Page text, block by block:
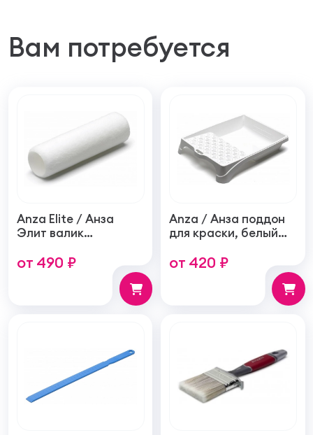
Вам потребуется
Anza Elite / Анза
Элит валик
гладкое покрытие
от 490 ₽
Anza / Анза поддон
для краски, белый
от 420 ₽